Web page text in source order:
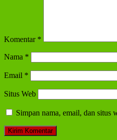
Komentar *
Nama *
Email *
Situs Web
Simpan nama, email, dan situs